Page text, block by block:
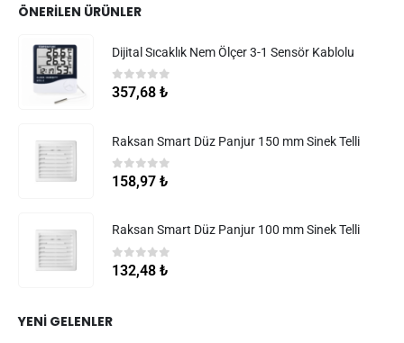
ÖNERILEN ÜRÜNLER
Dijital Sıcaklık Nem Ölçer 3-1 Sensör Kablolu
05 üzerinden
357,68 ₺
Raksan Smart Düz Panjur 150 mm Sinek Telli
0 5 üzerinden
158,97 ₺
Raksan Smart Düz Panjur 100 mm Sinek Telli
05 üzerinden
132,48 ₺
YENI GELENLER